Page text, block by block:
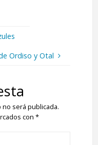
Ordiso y Otal
será publicada.
con *